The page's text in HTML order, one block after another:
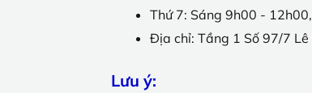
Thứ 7: Sáng 9h00 -
Địa chỉ: Tầng 1 Số 97/7 Lê
Lưu ý: